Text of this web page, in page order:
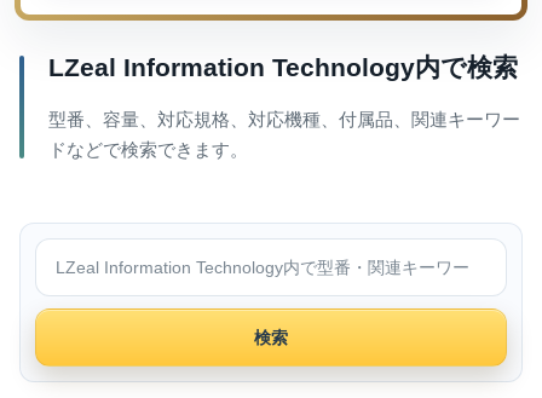
LZeal Information Technology内で検索
型番、容量、対応規格、対応機種、付属品、関連キーワー
ドなどで検索できます。
LZeal Information Technology内で検索
検索